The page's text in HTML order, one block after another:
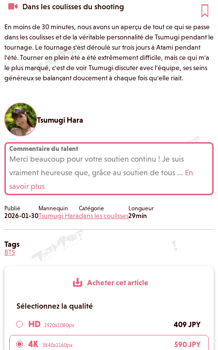
Dans les coulisses du shooting
En moins de 30 minutes, nous avons un aperçu de tout ce qui se passe
dans les coulisses et de la véritable personnalité de Tsumugi pendant le
tournage. Le tournage s'est déroulé sur trois jours à Atami pendant
l'été. Tourner en plein été a été extrêmement difficile, mais ce qui m'a
le plus marqué, c'est de voir Tsumugi discuter avec l'équipe, ses seins
généreux se balançant doucement à chaque fois qu'elle riait.
Tsumugi Hara
Commentaire du talent
Merci beaucoup pour votre soutien continu ! Je suis
vraiment heureuse que, grâce au soutien de tous ... En
savoir plus
Publié
2026-01-30
Mannequin
Tsumugi Hara
Catégorie
dans les coulisses
Longueur
29min
Tags
BTS
Acheter cet article
Sélectionnez la qualité
HD 1920x1080px 409 JPY
4K 3840x2160px 590 JPY